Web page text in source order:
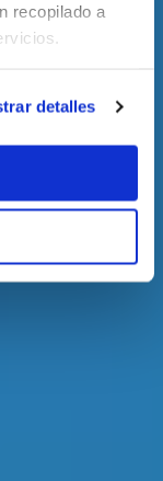
recopilado a
detalles